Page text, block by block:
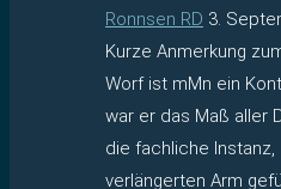
Ronnsen RD 3.
Kurze Anmerkung
Worf ist mMn ein
war er das Maß aller
die fachliche
verlängerten Arm